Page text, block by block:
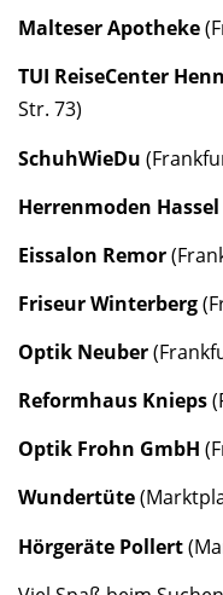
Malteser Apotheke
TUI ReiseCenter
Str. 73)
SchuhWieDu
Herrenmoden Hassel
Eissalon Remor
Friseur Winterberg
Optik Neuber
Reformhaus Knieps
Optik Frohn GmbH
Wundertüte
Hörgeräte Pollert